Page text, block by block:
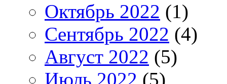
Октябрь 2022 (1)
Сентябрь 2022 (4)
Август 2022 (5)
Июль 2022 (5)